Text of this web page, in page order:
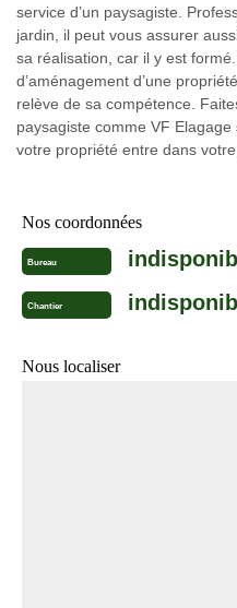
service d’un paysagiste.
jardin, il peut vous assurer
sa réalisation, car il y est
d’aménagement d’une
relève de sa compétence.
paysagiste comme VF
votre propriété entre dans
Nos coordonnées
Bureau
Chantier
Nous localiser